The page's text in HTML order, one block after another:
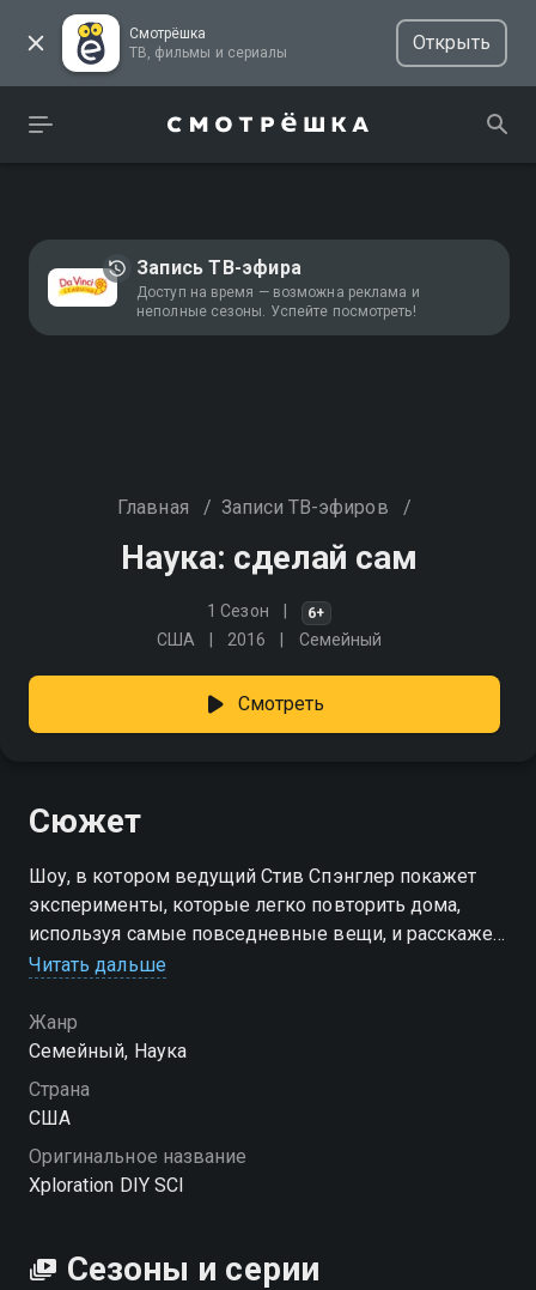
Смотрёшка
ТВ, фильмы и сериалы
Открыть
Запись ТВ-эфира
Доступ на время — возможна реклама и
неполные сезоны. Успейте посмотреть!
Главная / Записи ТВ-эфиров /
Наука: сделай сам
1 Сезон 6+
США 2016 Cемейный
Смотреть
Сюжет
Шоу, в котором ведущий Стив Спэнглер покажет
эксперименты, которые легко повторить дома,
используя самые повседневные вещи, и расскажет,
как они связаны с инновациями современного мира
Читать дальше
Жанр
Cемейный, Наука
Страна
США
Оригинальное название
Xploration DIY SCI
Сезоны и серии